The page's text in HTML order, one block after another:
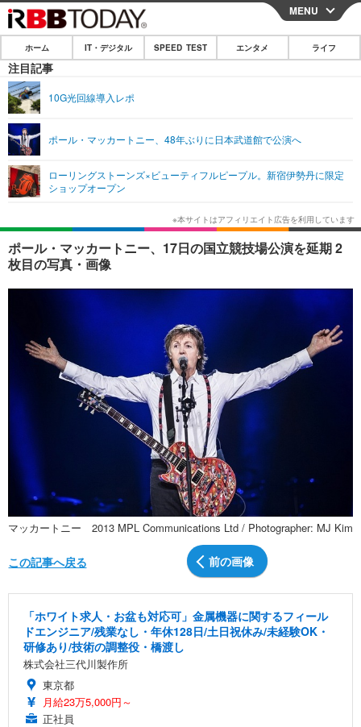
CLOSE
ホーム
IT・デジタル
ショッピング その他
SPEED TEST
エンタメ
エンタメTOP
韓国・芸能
音楽 スポーツ
ライフ
ライフTOP グルメ
ペット ショッピング
その他
リリース一覧
プッシュ通知の停止方法
MENU
ホーム IT・デジタル SPEED TEST エンタメ ライフ
注目記事
10G光回線導入レポ
ポール・マッカートニー、48年ぶりに日本武道館で公演へ
ローリングストーンズ×ビューティフルピープル。新宿伊勢丹に限定
ショップオープン
ポール・マッカートニー、17日の国立競技場公演を延期 2
枚目の写真・画像
マッカートニー 2013 MPL Communications Ltd / Photographer: MJ Kim
前の画像
この記事へ戻る
「ホワイト求人・お盆も対応可」金属機器に関するフィール
ドエンジニア/残業なし・年休128日/土日祝休み/未経験OK・
研修あり/技術の調整役・橋渡し
株式会社三代川製作所
東京都
月給23万5,000円～
正社員